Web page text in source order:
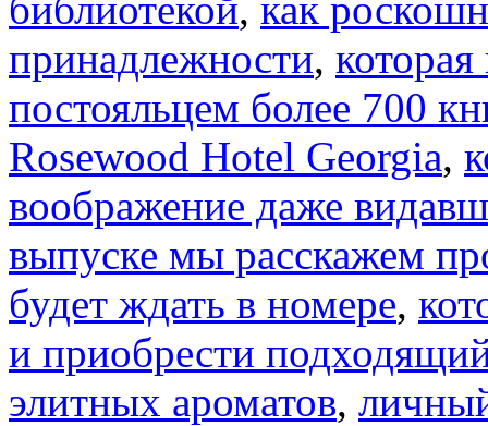
библиотекой, как
принадлежности, которая
постояльцем более 700
Rosewood Hotel Georgia,
воображение даже
выпуске мы расскажем
будет ждать в номере,
и приобрести
элитных ароматов,